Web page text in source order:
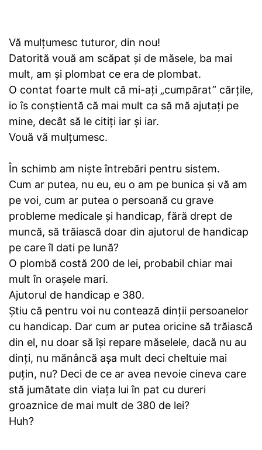
Vă mulțumesc tuturor, din nou!
Datorită vouă am scăpat și de măsele, ba mai
mult, am și plombat ce era de plombat.
O contat foarte mult că mi-ați „cumpărat” cărțile,
io îs conștientă că mai mult ca să mă ajutați pe
mine, decât să le citiți iar și iar.
Vouă vă mulțumesc.
În schimb am niște întrebări pentru sistem.
Cum ar putea, nu eu, eu o am pe bunica și vă am
pe voi, cum ar putea o persoană cu grave
probleme medicale și handicap, fără drept de
muncă, să trăiască doar din ajutorul de handicap
pe care îl dati pe lună?
O plombă costă 200 de lei, probabil chiar mai
mult în orașele mari.
Ajutorul de handicap e 380.
Știu că pentru voi nu contează dinții persoanelor
cu handicap. Dar cum ar putea oricine să trăiască
din el, nu doar să își repare măselele, dacă nu au
dinți, nu mănâncă așa mult deci cheltuie mai
puțin, nu? Deci de ce ar avea nevoie cineva care
stă jumătate din viața lui în pat cu dureri
groaznice de mai mult de 380 de lei?
Huh?